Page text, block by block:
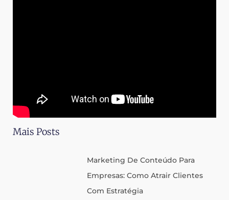
Mais Posts
Marketing De Conteúdo Para
Empresas: Como Atrair Clientes
Com Estratégia